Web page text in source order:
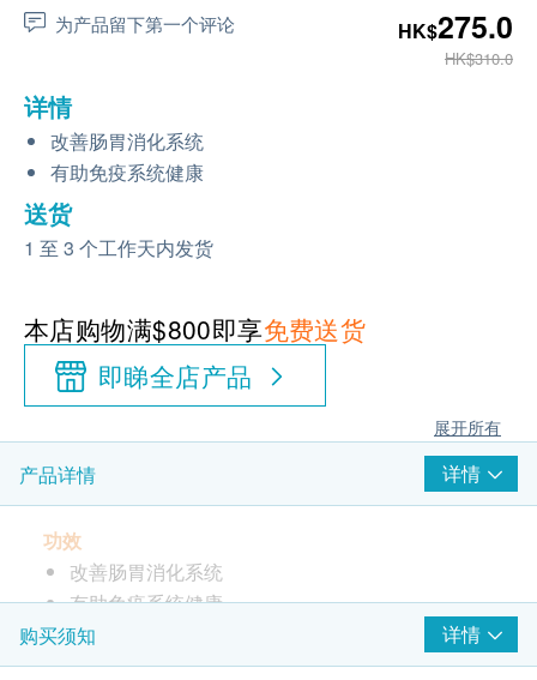
为产品留下第一个评论 HK$275.0
HK$310.0
详情
改善肠胃消化系统
有助免疫系统健康
送货
1 至 3 个工作天内发货
本店购物满$800即享免费送货
即睇全店产品
展开所有
产品详情 详情
功效
改善肠胃消化系统
有助免疫系统健康
服用方法
购买须知 详情